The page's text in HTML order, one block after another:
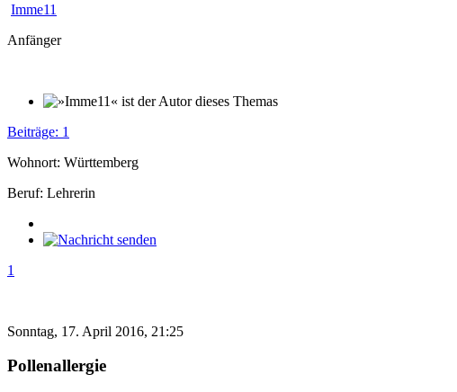
Imme11
Anfänger
Beiträge: 1
Wohnort: Württemberg
Beruf: Lehrerin
1
Sonntag, 17. April 2016, 21:25
Pollenallergie